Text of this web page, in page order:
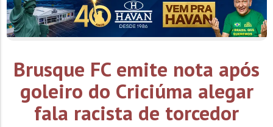
Brusque FC emite nota após
goleiro do Criciúma alegar
fala racista de torcedor